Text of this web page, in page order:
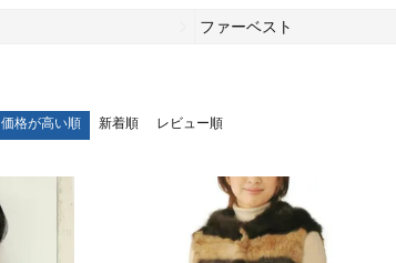
ファーベスト
価格が高い順 新着順 レビュー順